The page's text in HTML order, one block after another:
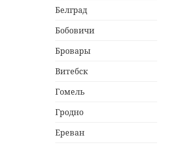
Белград
Бобовичи
Бровары
Витебск
Гомель
Гродно
Ереван